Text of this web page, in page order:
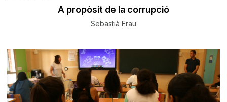
A propòsit de la corrupció
Sebastià Frau